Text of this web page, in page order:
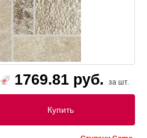
1769.81 руб. за шт.
Купить